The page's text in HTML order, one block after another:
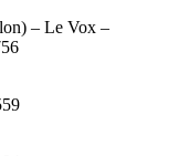
– Le Vox –